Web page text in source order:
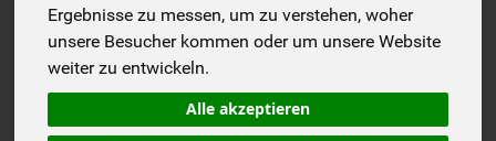
Ergebnisse zu messen, um zu verstehen, woher
unsere Besucher kommen oder um unsere Website
weiter zu entwickeln.
Alle akzeptieren
35,90 € * / Pkg